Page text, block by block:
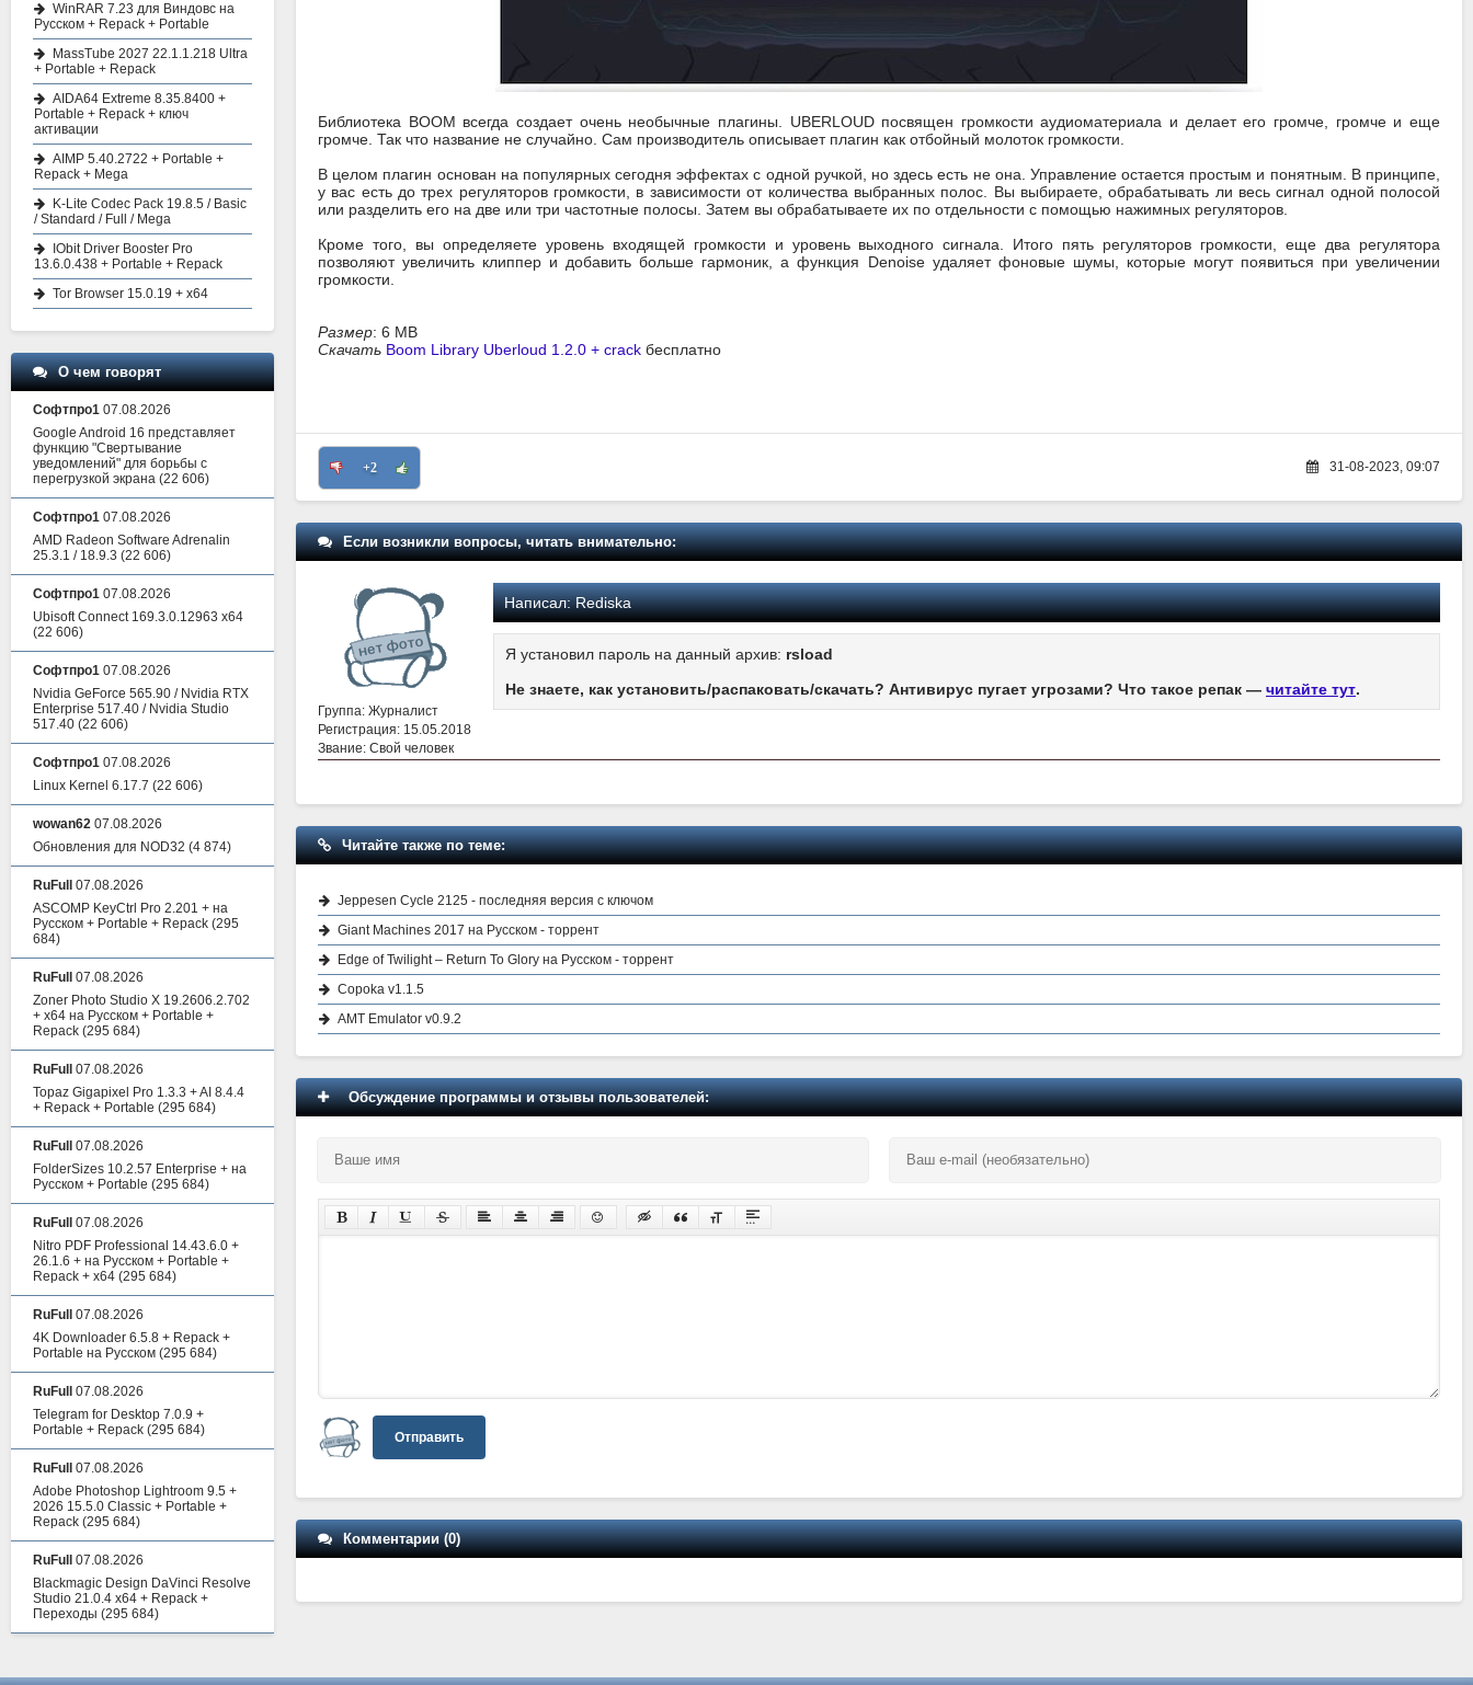
Библиотека BOOM всегда создает очень необычные плагины. UBERLOUD посвящен громкости аудиоматериала и делает его громче, громче и еще
громче. Так что название не случайно. Сам производитель описывает плагин как отбойный молоток громкости.
В целом плагин основан на популярных сегодня эффектах с одной ручкой, но здесь есть не она. Управление остается простым и понятным. В принципе,
у вас есть до трех регуляторов громкости, в зависимости от количества выбранных полос. Вы выбираете, обрабатывать ли весь сигнал одной полосой
или разделить его на две или три частотные полосы. Затем вы обрабатываете их по отдельности с помощью нажимных регуляторов.
Кроме того, вы определяете уровень входящей громкости и уровень выходного сигнала. Итого пять регуляторов громкости, еще два регулятора
позволяют увеличить клиппер и добавить больше гармоник, а функция Denoise удаляет фоновые шумы, которые могут появиться при увеличении
громкости.
Размер: 6 MB
Скачать Boom Library Uberloud 1.2.0 + crack бесплатно
+2 31-08-2023, 09:07
Если возникли вопросы, читать внимательно:
Группа: Журналист
Регистрация: 15.05.2018
Звание: Свой человек
Написал:Rediska
Я установил пароль на данный архив: rsload
Не знаете, как установить/распаковать/скачать? Антивирус пугает угрозами? Что такое репак — читайте тут.
Читайте также по теме:
Jeppesen Cycle 2125 - последняя версия с ключом
Giant Machines 2017 на Русском - торрент
Edge of Twilight – Return To Glory на Русском - торрент
Copoka v1.1.5
AMT Emulator v0.9.2
Обсуждение программы и отзывы пользователей:
Отправить
Комментарии (0)
WinRAR 7.23 для Виндовс на
Русском + Repack + Portable
MassTube 2027 22.1.1.218 Ultra
+ Portable + Repack
AIDA64 Extreme 8.35.8400 +
Portable + Repack + ключ
активации
AIMP 5.40.2722 + Portable +
Repack + Mega
K-Lite Codec Pack 19.8.5 / Basic
/ Standard / Full / Mega
IObit Driver Booster Pro
13.6.0.438 + Portable + Repack
Tor Browser 15.0.19 + x64
О чем говорят
Софтпро1 07.08.2026
Google Android 16 представляет
функцию "Свертывание
уведомлений" для борьбы с
перегрузкой экрана (22 606)
Софтпро1 07.08.2026
AMD Radeon Software Adrenalin
25.3.1 / 18.9.3 (22 606)
Софтпро1 07.08.2026
Ubisoft Connect 169.3.0.12963 x64
(22 606)
Софтпро1 07.08.2026
Nvidia GeForce 565.90 / Nvidia RTX
Enterprise 517.40 / Nvidia Studio
517.40 (22 606)
Софтпро1 07.08.2026
Linux Kernel 6.17.7 (22 606)
wowan62 07.08.2026
Обновления для NOD32 (4 874)
RuFull
07.08.2026
ASCOMP KeyCtrl Pro 2.201 + на
Русском + Portable + Repack (295
684)
RuFull
07.08.2026
Zoner Photo Studio X 19.2606.2.702
+ x64 на Русском + Portable +
Repack (295 684)
RuFull
07.08.2026
Topaz Gigapixel Pro 1.3.3 + AI 8.4.4
+ Repack + Portable (295 684)
RuFull
07.08.2026
FolderSizes 10.2.57 Enterprise + на
Русском + Portable (295 684)
RuFull
07.08.2026
Nitro PDF Professional 14.43.6.0 +
26.1.6 + на Русском + Portable +
Repack + x64 (295 684)
RuFull
07.08.2026
4K Downloader 6.5.8 + Repack +
Portable на Русском (295 684)
RuFull
07.08.2026
Telegram for Desktop 7.0.9 +
Portable + Repack (295 684)
RuFull
07.08.2026
Adobe Photoshop Lightroom 9.5 +
2026 15.5.0 Classic + Portable +
Repack (295 684)
RuFull
07.08.2026
Blackmagic Design DaVinci Resolve
Studio 21.0.4 x64 + Repack +
Переходы (295 684)